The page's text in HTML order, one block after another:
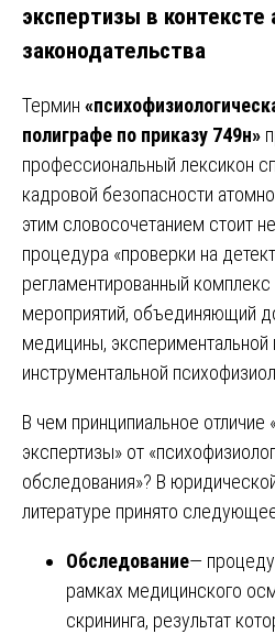
экспертизы в контексте
законодательства
Термин
полиграфе по приказу 749н»
профессиональный лексикон
кадровой безопасности
этим словосочетанием стоит
процедура «проверки на
регламентированный комплекс
мероприятий, объединяющий
медицины, экспериментальной
инструментальной
В чем принципиальное отличие
экспертизы» от
обследования»? В
литературе принято
Обследование—
рамках медицинского
скрининга, результат